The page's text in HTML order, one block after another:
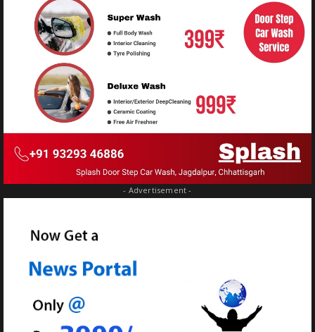
- Advertisement -